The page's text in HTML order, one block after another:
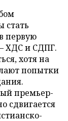
стать
первую
ХДС и СДПГ.
хотя на
попытки
премьер-
сдвигается